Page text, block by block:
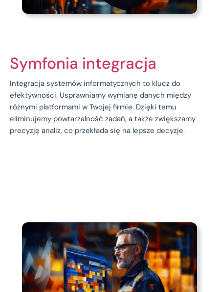
Symfonia integracja
Integracja systemów informatycznych to klucz do
efektywności. Usprawniamy wymianę danych między
różnymi platformami w Twojej firmie. Dzięki temu
eliminujemy powtarzalność zadań, a także zwiększamy
precyzję analiz, co przekłada się na lepsze decyzje.